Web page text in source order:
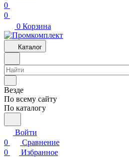
0
0
0 Корзина
Каталог
Везде
По всему сайту
По каталогу
Войти
0
Сравнение
0
Избранное